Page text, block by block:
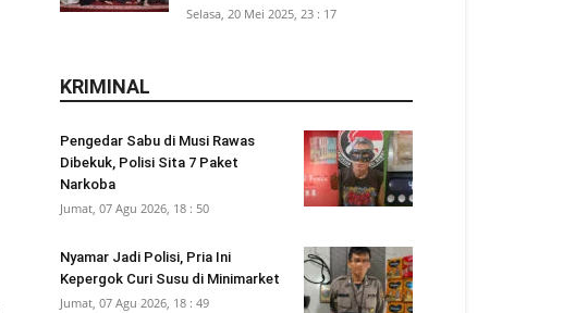
Selasa, 20 Mei 2025, 23 : 17
KRIMINAL
Pengedar Sabu di Musi Rawas
Dibekuk, Polisi Sita 7 Paket
Narkoba
Jumat, 07 Agu 2026, 18 : 50
Nyamar Jadi Polisi, Pria Ini
Kepergok Curi Susu di Minimarket
Jumat, 07 Agu 2026, 18 : 49